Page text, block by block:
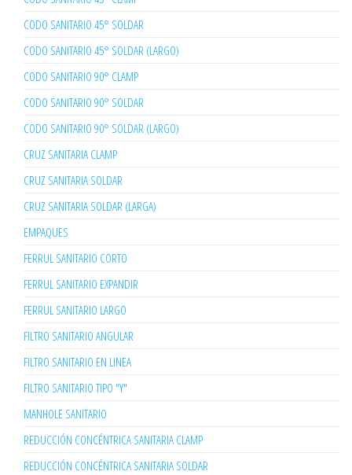
CODO SANITARIO 45° SOLDAR
CODO SANITARIO 45° SOLDAR (LARGO)
CODO SANITARIO 90° CLAMP
CODO SANITARIO 90° SOLDAR
CODO SANITARIO 90° SOLDAR (LARGO)
CRUZ SANITARIA CLAMP
CRUZ SANITARIA SOLDAR
CRUZ SANITARIA SOLDAR (LARGA)
EMPAQUES
FERRUL SANITARIO CORTO
FERRUL SANITARIO EXPANDIR
FERRUL SANITARIO LARGO
FILTRO SANITARIO ANGULAR
FILTRO SANITARIO EN LINEA
FILTRO SANITARIO TIPO "Y"
MANHOLE SANITARIO
REDUCCIÓN CONCÉNTRICA SANITARIA CLAMP
REDUCCIÓN CONCÉNTRICA SANITARIA SOLDAR